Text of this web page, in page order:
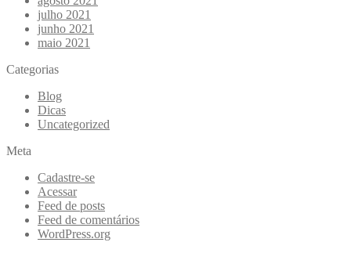
julho 2021
junho 2021
maio 2021
Categorias
Blog
Dicas
Uncategorized
Meta
Cadastre-se
Acessar
Feed de posts
Feed de comentários
WordPress.org